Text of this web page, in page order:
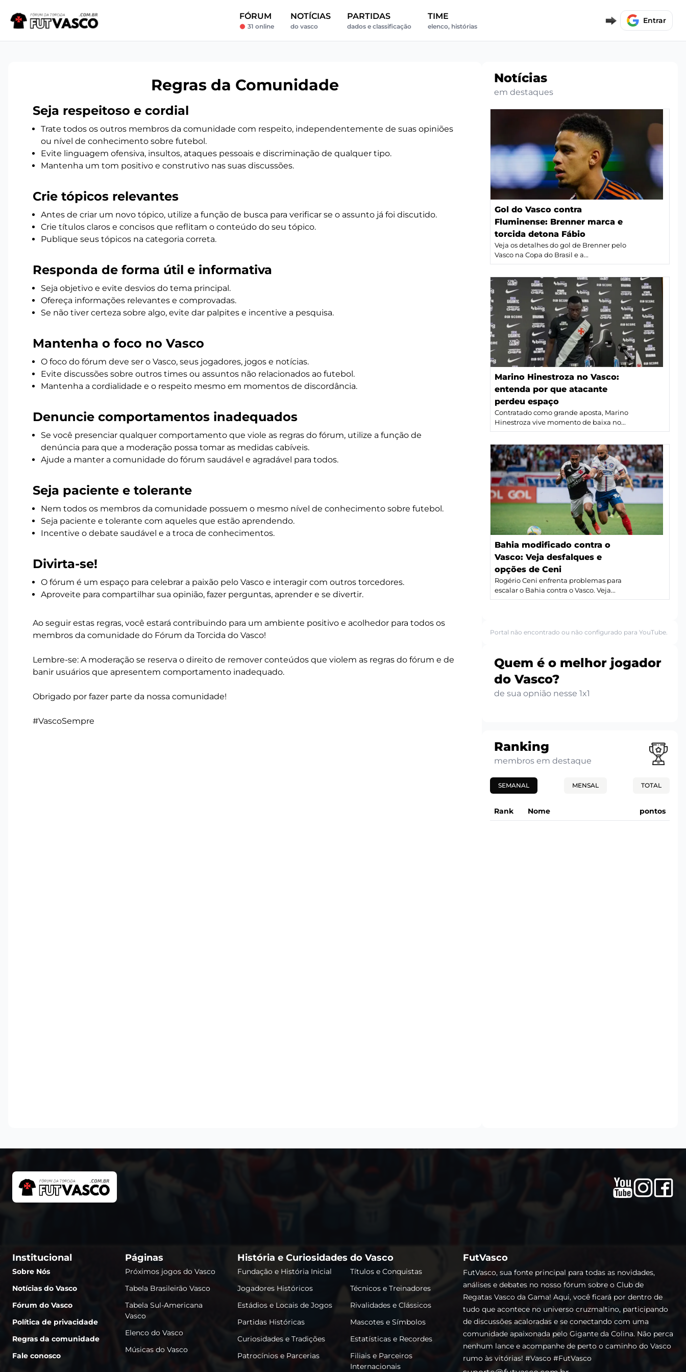
FÓRUM
31 online
NOTÍCIAS
do vasco
PARTIDAS
dados e classificação
TIME
elenco, histórias
Entrar
Regras da Comunidade
Seja respeitoso e cordial
Trate todos os outros membros da comunidade com respeito, independentemente de suas opiniões
ou nível de conhecimento sobre futebol.
Evite linguagem ofensiva, insultos, ataques pessoais e discriminação de qualquer tipo.
Mantenha um tom positivo e construtivo nas suas discussões.
Crie tópicos relevantes
Antes de criar um novo tópico, utilize a função de busca para verificar se o assunto já foi discutido.
Crie títulos claros e concisos que reflitam o conteúdo do seu tópico.
Publique seus tópicos na categoria correta.
Responda de forma útil e informativa
Seja objetivo e evite desvios do tema principal.
Ofereça informações relevantes e comprovadas.
Se não tiver certeza sobre algo, evite dar palpites e incentive a pesquisa.
Mantenha o foco no Vasco
O foco do fórum deve ser o Vasco, seus jogadores, jogos e notícias.
Evite discussões sobre outros times ou assuntos não relacionados ao futebol.
Mantenha a cordialidade e o respeito mesmo em momentos de discordância.
Denuncie comportamentos inadequados
Se você presenciar qualquer comportamento que viole as regras do fórum, utilize a função de
denúncia para que a moderação possa tomar as medidas cabíveis.
Ajude a manter a comunidade do fórum saudável e agradável para todos.
Seja paciente e tolerante
Nem todos os membros da comunidade possuem o mesmo nível de conhecimento sobre futebol.
Seja paciente e tolerante com aqueles que estão aprendendo.
Incentive o debate saudável e a troca de conhecimentos.
Divirta-se!
O fórum é um espaço para celebrar a paixão pelo Vasco e interagir com outros torcedores.
Aproveite para compartilhar sua opinião, fazer perguntas, aprender e se divertir.
Ao seguir estas regras, você estará contribuindo para um ambiente positivo e acolhedor para todos os
membros da comunidade do Fórum da Torcida do Vasco!
Lembre-se: A moderação se reserva o direito de remover conteúdos que violem as regras do fórum e de
banir usuários que apresentem comportamento inadequado.
Obrigado por fazer parte da nossa comunidade!
#VascoSempre
Notícias
em destaques
Gol do Vasco contra
Fluminense: Brenner marca e
torcida detona Fábio
Veja os detalhes do gol de Brenner pelo
Vasco na Copa do Brasil e a...
Marino Hinestroza no Vasco:
entenda por que atacante
perdeu espaço
Contratado como grande aposta, Marino
Hinestroza vive momento de baixa no...
Bahia modificado contra o
Vasco: Veja desfalques e
opções de Ceni
Rogério Ceni enfrenta problemas para
escalar o Bahia contra o Vasco. Veja...
Portal não encontrado ou não configurado para YouTube.
Quem é o melhor jogador
do Vasco?
de sua opnião nesse 1x1
Ranking
membros em destaque
SEMANAL MENSAL TOTAL
Rank Nome pontos
Institucional
Sobre Nós
Notícias do Vasco
Fórum do Vasco
Política de privacidade
Regras da comunidade
Fale conosco
Páginas
Próximos jogos do Vasco
Tabela Brasileirão Vasco
Tabela Sul-Americana
Vasco
Elenco do Vasco
Músicas do Vasco
História e Curiosidades do Vasco
Fundação e História Inicial
Títulos e Conquistas
Jogadores Históricos
Técnicos e Treinadores
Estádios e Locais de Jogos
Rivalidades e Clássicos
Partidas Históricas
Mascotes e Símbolos
Curiosidades e Tradições
Estatísticas e Recordes
Patrocínios e Parcerias
Filiais e Parceiros
Internacionais
FutVasco
FutVasco, sua fonte principal para todas as novidades,
análises e debates no nosso fórum sobre o Club de
Regatas Vasco da Gama! Aqui, você ficará por dentro de
tudo que acontece no universo cruzmaltino, participando
de discussões acaloradas e se conectando com uma
comunidade apaixonada pelo Gigante da Colina. Não perca
nenhum lance e acompanhe de perto o caminho do Vasco
rumo às vitórias! #Vasco #FutVasco